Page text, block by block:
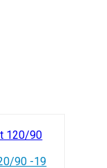
90 -19